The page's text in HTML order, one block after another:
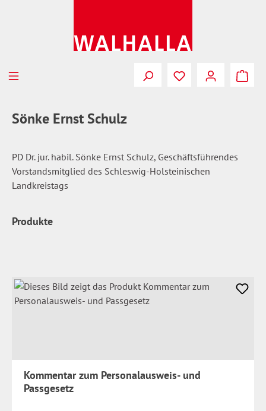
Du hast 0
Sönke Ernst Schulz
PD Dr. jur. habil. Sönke Ernst Schulz, Geschäftsführendes
Vorstandsmitglied des Schleswig-Holsteinischen
Landkreistags
Produkte
Kommentar zum Personalausweis- und
Passgesetz